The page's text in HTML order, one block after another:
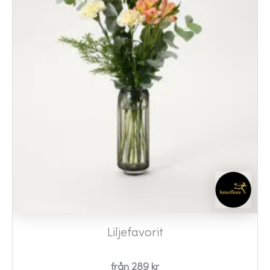
Liljefavorit
från 289 kr